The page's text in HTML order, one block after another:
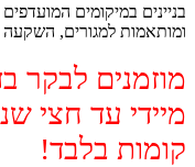
בניינים במיקומים
ומותאמות למגורים, השקעה
מוזמנים לבקר
קומות בלבד!